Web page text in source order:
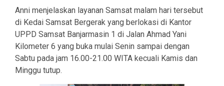
Anni menjelaskan layanan Samsat malam hari tersebut
di Kedai Samsat Bergerak yang berlokasi di Kantor
UPPD Samsat Banjarmasin 1 di Jalan Ahmad Yani
Kilometer 6 yang buka mulai Senin sampai dengan
Sabtu pada jam 16.00-21.00 WITA kecuali Kamis dan
Minggu tutup.